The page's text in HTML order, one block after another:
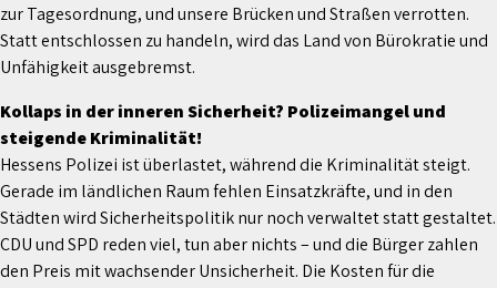
zur Tagesordnung, und unsere Brücken und Straßen verrotten.
Statt entschlossen zu handeln, wird das Land von Bürokratie und
Unfähigkeit ausgebremst.
Kollaps in der inneren Sicherheit? Polizeimangel und
steigende Kriminalität!
Hessens Polizei ist überlastet, während die Kriminalität steigt.
Gerade im ländlichen Raum fehlen Einsatzkräfte, und in den
Städten wird Sicherheitspolitik nur noch verwaltet statt gestaltet.
CDU und SPD reden viel, tun aber nichts – und die Bürger zahlen
den Preis mit wachsender Unsicherheit. Die Kosten für die